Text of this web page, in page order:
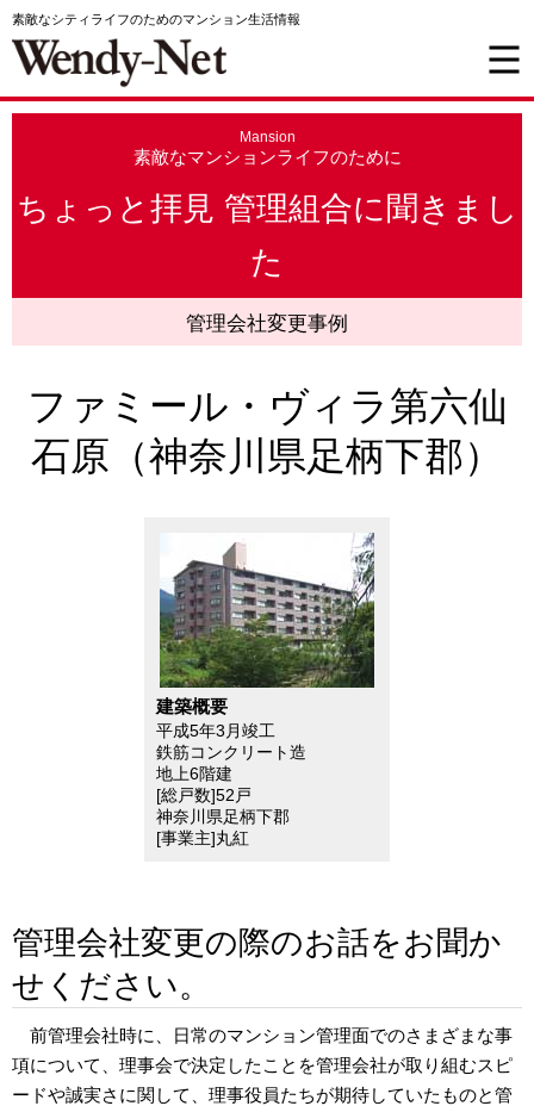
素敵なシティライフのためのマンション生活情報
Mansion
素敵なマンションライフのために
ちょっと拝見 管理組合に聞きまし
た
管理会社変更事例
ファミール・ヴィラ第六仙
石原（神奈川県足柄下郡）
建築概要
平成5年3月竣工
鉄筋コンクリート造
地上6階建
[総戸数]52戸
神奈川県足柄下郡
[事業主]丸紅
管理会社変更の際のお話をお聞か
せください。
前管理会社時に、日常のマンション管理面でのさまざまな事
項について、理事会で決定したことを管理会社が取り組むスピ
ードや誠実さに関して、理事役員たちが期待していたものと管